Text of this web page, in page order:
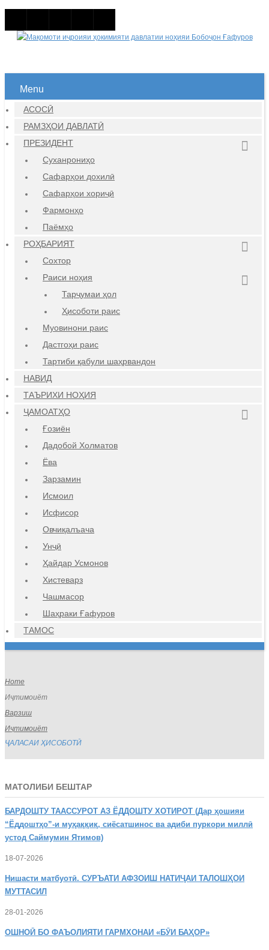
Menu
АСОСӢ
РАМЗҲОИ ДАВЛАТӢ
ПРЕЗИДЕНТ
Суханрониҳо
Сафарҳои дохилӣ
Сафарҳои хориҷӣ
Фармонҳо
Паёмҳо
РОҲБАРИЯТ
Сохтор
Раиси ноҳия
Тарҷумаи ҳол
Ҳисоботи раис
Муовинони раис
Дастгоҳи раис
Тартиби қабули шаҳрвандон
НАВИД
ТАЪРИХИ НОҲИЯ
ҶАМОАТҲО
Ғозиён
Дадобой Холматов
Ёва
Зарзамин
Исмоил
Исфисор
Овчиқалъача
Унҷӣ
Ҳайдар Усмонов
Хистеварз
Чашмасор
Шаҳраки Ғафуров
ТАМОС
Home
Иҷтимоиёт
Варзиш
Иҷтимоиёт
ҶАЛАСАИ ҲИСОБОТӢ
МАТОЛИБИ БЕШТАР
БАРДОШТУ ТААССУРОТ АЗ ЁДДОШТУ ХОТИРОТ (Дар ҳошияи
“Ёддоштҳо”-и муҳаққиқ, сиёсатшинос ва адиби пуркори миллӣ
устод Саймумин Ятимов)
18-07-2026
Нишасти матбуотӣ. СУРЪАТИ АФЗОИШ НАТИҶАИ ТАЛОШҲОИ
МУТТАСИЛ
28-01-2026
ОШНОӢ БО ФАЪОЛИЯТИ ГАРМХОНАИ «БӮИ БАҲОР»